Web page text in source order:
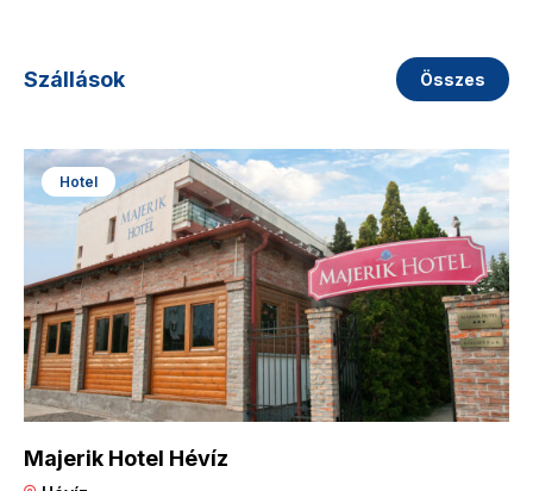
Szállások Összes
Hotel
Majerik Hotel Hévíz